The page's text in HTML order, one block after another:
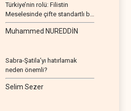
Türkiye’nin rolü: Filistin
Meselesinde çifte standartlı bir
seyir
Muhammed NUREDDİN
Sabra-Şatila’yı hatırlamak
neden önemli?
Selim Sezer